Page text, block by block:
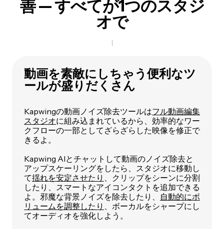
善 — すべてが1つのスタジ
オで
動画を素敵にしちゃう便利なツ
ールが盛りだくさん
Kapwingの動画ノイズ除去ツールはフル動画編集
スタジオに組み込まれているから、効率的なワー
クフローの一部としてざらざらした映像を修正で
きるよ。
Kapwing AIとチャットして動画のノイズ除去と
アップスケーリングをしたら、スタジオに移動し
て揺れを安定させたり 、クリップをシーンに分割
したり、スマートなアイコンタクトを追加できる
よ。邪魔な背景ノイズを除去したり、 自動的にボ
リュームを調整したり 、ボーカルをシャープにし
てオーディオを強化しよう。